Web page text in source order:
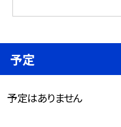
予定
予定はありません